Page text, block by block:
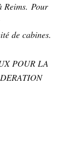
Pour
de cabines.
POUR LA